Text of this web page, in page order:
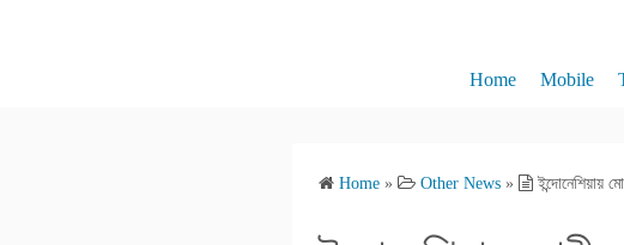
Home Mobile
Home » Other News » ইন্দোনেশিয়ায়